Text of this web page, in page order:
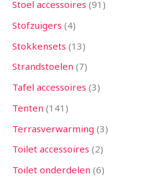
Stoel accessoires 91
Stofzuigers 4
Stokkensets 13
Strandstoelen 7
Tafel accessoires 3
Tenten 141
Terrasverwarming 3
Toilet accessoires 2
Toilet onderdelen 6